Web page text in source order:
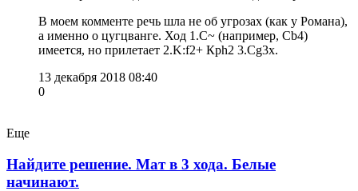
В моем комменте речь шла не об угрозах (как у Романа),
а именно о цугцванге. Ход 1.С~ (например, Сb4)
имеется, но прилетает 2.K:f2+ Крh2 3.Cg3x.
13 декабря 2018 08:40
0
Еще
Найдите решение. Мат в 3 хода. Белые
начинают.